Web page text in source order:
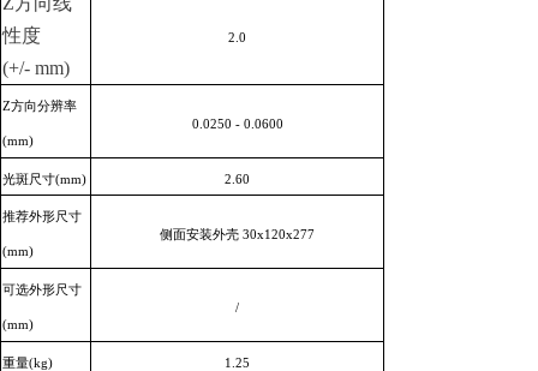
性度
(+/- mm)
2.0
Z方向分辨率
(mm)
0.0250 - 0.0600
光斑尺寸(mm) 2.60
推荐外形尺寸
(mm)
侧面安装外壳 30x120x277
可选外形尺寸
(mm)
/
重量(kg) 1.25